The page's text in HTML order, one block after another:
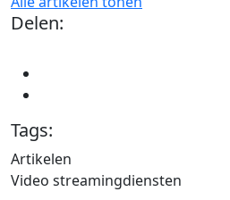
Delen:
Tags:
Artikelen
Video streamingdiensten